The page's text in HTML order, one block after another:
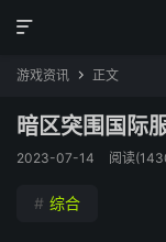

游戏资讯  正文
暗区突围国际
2023-07-14 阅读(
# 综合